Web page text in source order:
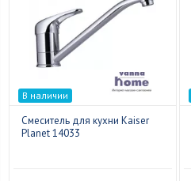
В наличии
Смеситель для кухни Kaiser
Planet 14033